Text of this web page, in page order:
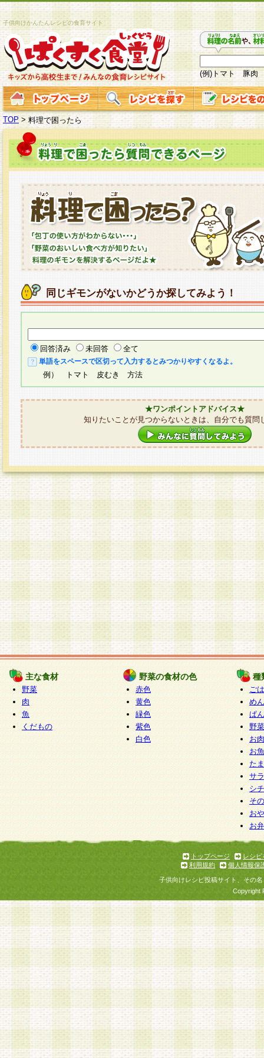
子供向けかんたんレシピの食育サイト
(例)トマト 豚肉
TOP >料理で困ったら
同じギモンがないかどうか探してみよう！
回答済み 未回答 全て
単語をスペースで区切って入力するとみつかりやすくなるよ。
例） トマト 皮むき 方法
★ワンポイントアドバイス★
知りたいことが見つからないときは、自分でも質問
主な食材
野菜
肉
魚
くだもの
野菜の食材の色
赤色
黄色
緑色
紫色
白色
種
ご
めん
ぱん
野
お
お
た
サ
シ
そ
お
お
トップページ
レシピ
利用規約
個人情報保
子供向けレシピ投稿サイト、その
Copyright